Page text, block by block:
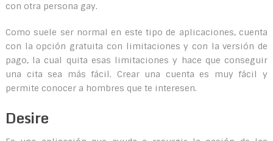
con otra persona gay.
Como suele ser normal en este tipo de aplicaciones, cuenta
con la opción gratuita con limitaciones y con la versión de
pago, la cual quita esas limitaciones y hace que conseguir
una cita sea más fácil. Crear una cuenta es muy fácil y
permite conocer a hombres que te interesen.
Desire